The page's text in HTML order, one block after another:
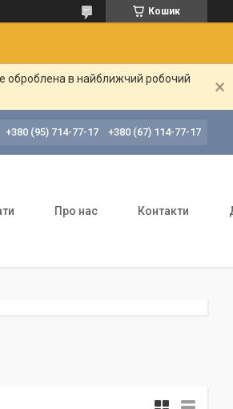
Кошик
оброблена в найближчий робочий
+380 (95) 714-77-17 +380 (67) 114-77-17
Про нас Контакти